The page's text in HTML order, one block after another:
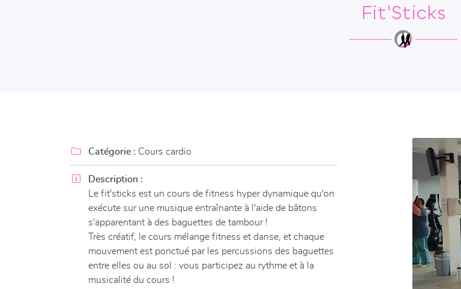
le formulaire de désinscription.
INSCRIPTION
Fit'Sticks
 Catégorie : Cours cardio

Description :
Le fit'sticks est un cours de fitness hyper dynamique qu'on
exécute sur une musique entraînante à l'aide de bâtons
s'apparentant à des baguettes de tambour !
Très créatif, le cours mélange fitness et danse, et chaque
mouvement est ponctué par les percussions des baguettes
entre elles ou au sol : vous participez au rythme et à la
musicalité du cours !